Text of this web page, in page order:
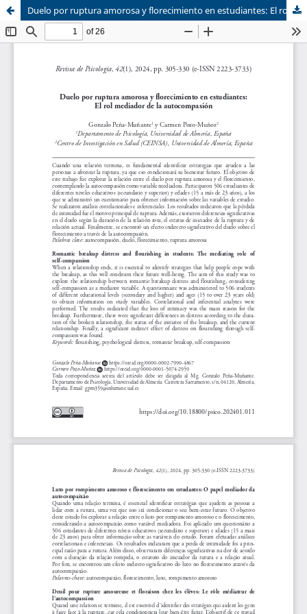
Duelo por ruptura amorosa y florecimiento en estudiantes: El rol mediador de la autocompasión